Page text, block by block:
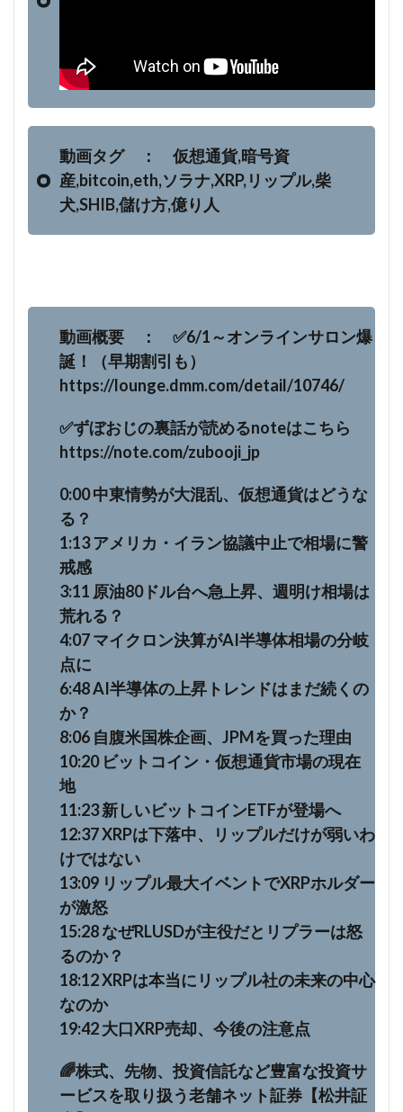
動画タグ ： 仮想通貨,暗号資
産,bitcoin,eth,ソラナ,XRP,リップル,柴
犬,SHIB,儲け方,億り人
動画概要 ： ✅6/1～オンラインサロン爆
誕！（早期割引も）
https://lounge.dmm.com/detail/10746/
✅ずぼおじの裏話が読めるnoteはこちら
https://note.com/zubooji_jp
0:00 中東情勢が大混乱、仮想通貨はどうな
る？
1:13 アメリカ・イラン協議中止で相場に警
戒感
3:11 原油80ドル台へ急上昇、週明け相場は
荒れる？
4:07 マイクロン決算がAI半導体相場の分岐
点に
6:48 AI半導体の上昇トレンドはまだ続くの
か？
8:06 自腹米国株企画、JPMを買った理由
10:20 ビットコイン・仮想通貨市場の現在
地
11:23 新しいビットコインETFが登場へ
12:37 XRPは下落中、リップルだけが弱いわ
けではない
13:09 リップル最大イベントでXRPホルダー
が激怒
15:28 なぜRLUSDが主役だとリプラーは怒
るのか？
18:12 XRPは本当にリップル社の未来の中心
なのか
19:42 大口XRP売却、今後の注意点
🌈株式、先物、投資信託など豊富な投資サ
ービスを取り扱う老舗ネット証券【松井証